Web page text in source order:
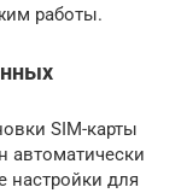
работы.
SIM-карты
автоматически
настройки для